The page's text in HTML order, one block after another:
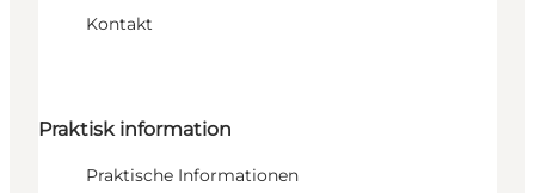
Kontakt
Praktisk information
Praktische Informationen